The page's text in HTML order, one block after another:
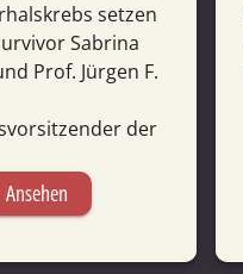
setzen
Sabrina
Prof. Jürgen F.
der
Ansehen